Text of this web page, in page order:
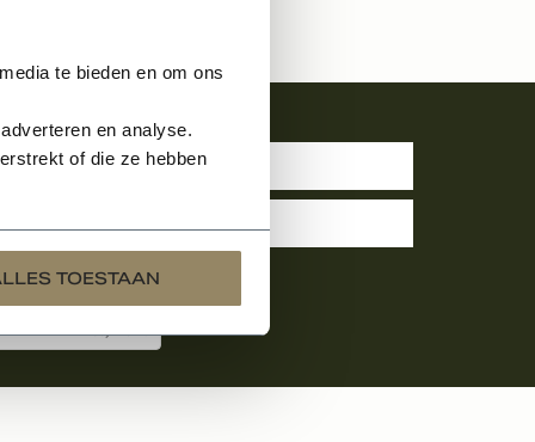
te bieden en om ons
en analyse.
of die ze hebben
TOESTAAN